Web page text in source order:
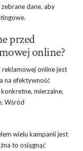
dane, aby
przed
online?
online jest
na efektywność
mierzalne,
Wśród
wielu kampanii jest
to osiągnąć